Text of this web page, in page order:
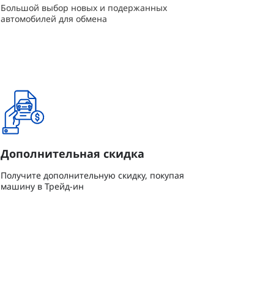
Большой выбор новых и подержанных
автомобилей для обмена
Дополнительная скидка
Получите дополнительную скидку, покупая
машину в Трейд-ин